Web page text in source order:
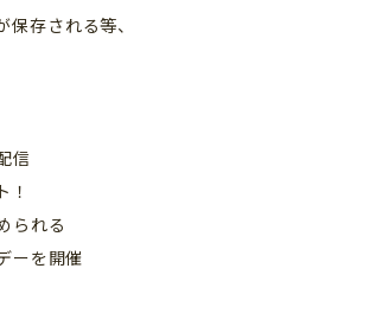
存される等、
信
！
られる
ーを開催